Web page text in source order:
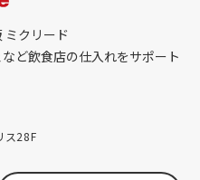
ミクリード
ど飲食店の仕入れをサポート
ス28F